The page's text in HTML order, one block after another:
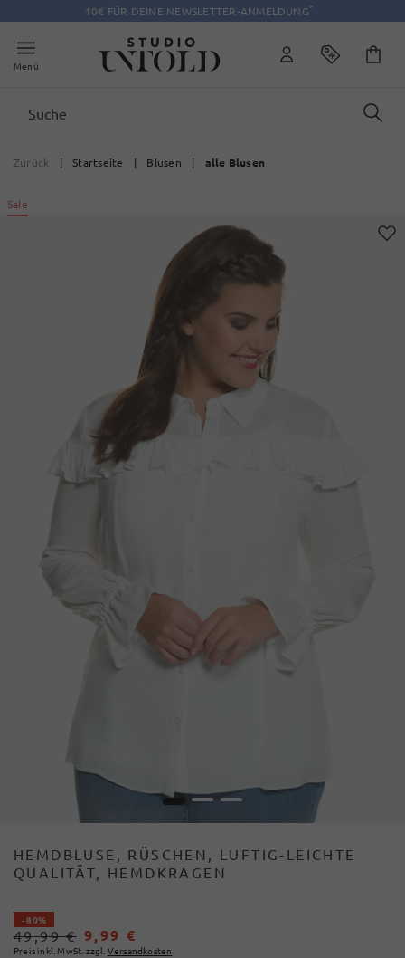
10€ FÜR DEINE NEWSLETTER-ANMELDUNG*
Menü
Zurück | Startseite | Blusen | alle Blusen
Sale
1 2 3
HEMDBLUSE, RÜSCHEN, LUFTIG-LEICHTE
QUALITÄT, HEMDKRAGEN
- 80%
49,99 € 9,99 €
Preis inkl. MwSt. zzgl. Versandkosten